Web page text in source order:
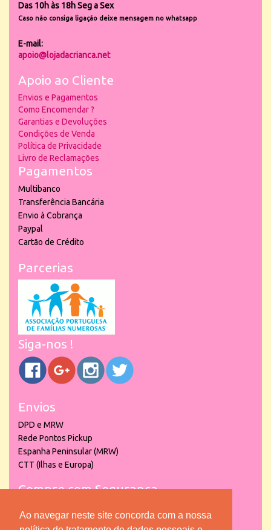
Ao navegar neste site concorda com a nossa
Das 10h às 18h Seg a Sex
Caso não consiga ligação deixe mensagem no whatsapp
E-mail:
apoio@lojadacrianca.net
Apoio ao Cliente
Envios e Pagamentos
Como Encomendar ?
Garantias e Devoluções
Condições de Venda
Política de Privacidade
Livro de Reclamações
Pagamentos
Multibanco
Transferência Bancária
Envio à Cobrança
Paypal
Cartão de Crédito
Parcerias
Siga-nos !
Envios
DPD e MRW
Rede Pontos Pickup
Espanha Peninsular (MRW)
CTT (Ilhas e Europa)
Compre com Segurança